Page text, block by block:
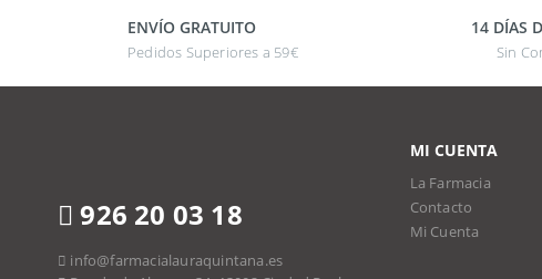
ENVÍO GRATUITO
Pedidos Superiores a 59€
14 DÍAS
Sin
926 20 03 18
info@farmacialauraquintana.es
MI CUENTA
La Farmacia
Contacto
Mi Cuenta